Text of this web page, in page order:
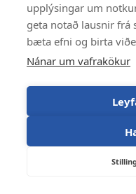
upplýsingar um
geta notað lausnir frá
bæta efni og birta
Nánar um vafrakökur